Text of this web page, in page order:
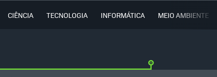
CIÊNCIA TECNOLOGIA INFORMÁTICA MEIO AMBIENTE